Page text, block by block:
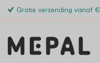
Gratis verzending vanaf